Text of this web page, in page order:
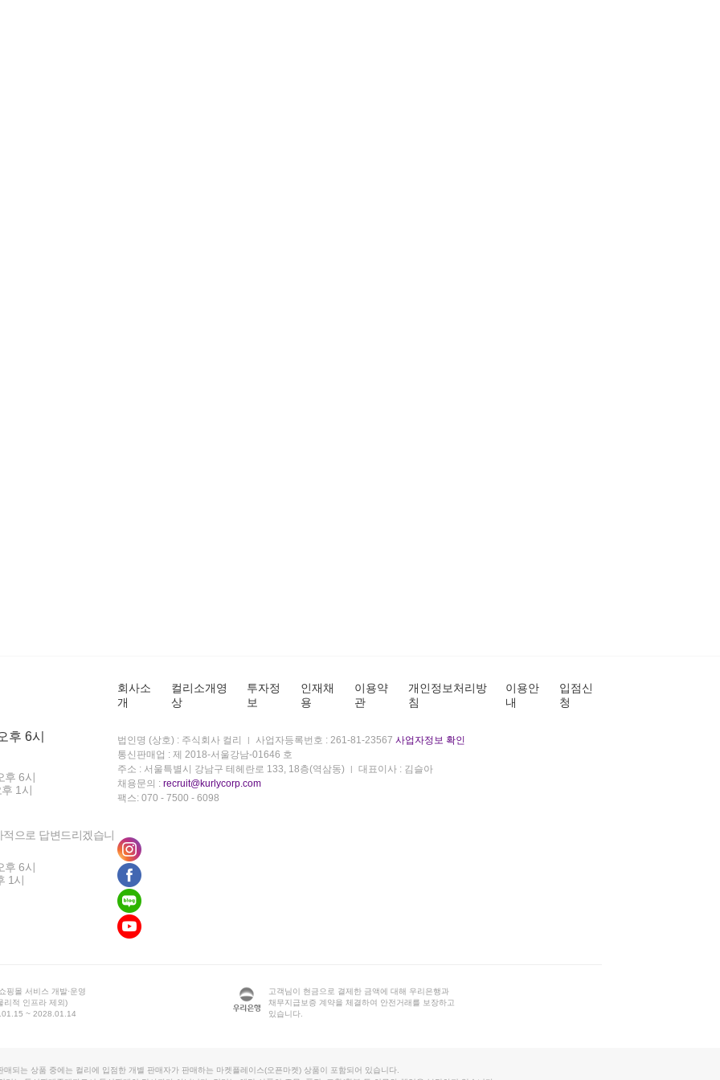
후 6시
후 6시
1시
으로 답변드리겠습니
후 6시
1시
회사소
개
컬리소개영
상
투자정
보
인재채
용
이용약
관
개인정보처리방
침
이용안
내
입점신
청
법인명 (상호) : 주식회사 컬리 사업자등록번호 : 261-81-23567 사업자정보 확인
통신판매업 : 제 2018-서울강남-01646 호
주소 : 서울특별시 강남구 테헤란로 133, 18층(역삼동)
대표이사 : 김슬아
채용문의 : recruit@kurlycorp.com
팩스: 070 - 7500 - 6098
핑몰 서비스 개발·운영
리적 인프라 제외)
~ 2028.01.14
고객님이 현금으로 결제한 금액에 대해 우리은행과
채무지급보증 계약을 체결하여 안전거래를 보장하고
있습니다.
매되는 상품 중에는 컬리에 입점한 개별 판매자가 판매하는 마켓플레이스(오픈마켓) 상품이 포함되어 있습니다.